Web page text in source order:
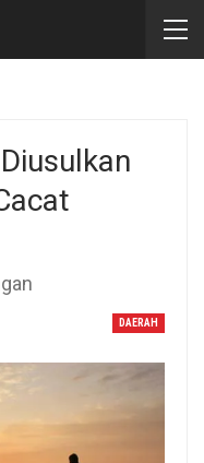
DAERAH